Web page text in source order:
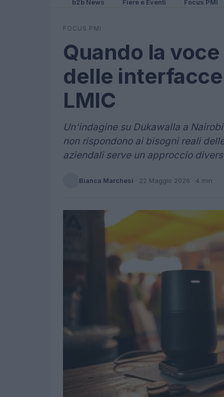
b2b News Fiere e Eventi Focus PMI
FOCUS PMI
Quando la
delle
LMIC
Un'indagine su Dukawalla a
non rispondono ai bisogni reali
aziendali serve un approccio
Bianca Marchesi · 22 Maggio 2026 · 4 min